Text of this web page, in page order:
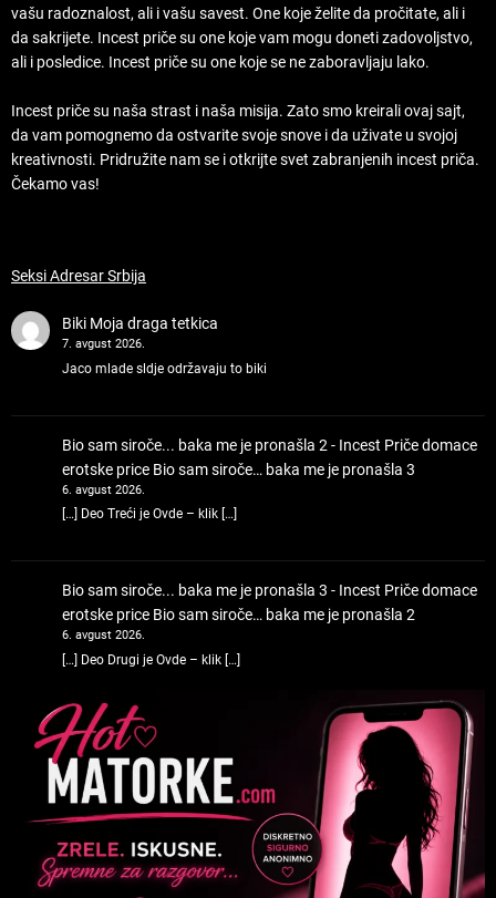
vašu radoznalost, ali i vašu savest. One koje želite da pročitate, ali i
da sakrijete. Incest priče su one koje vam mogu doneti zadovoljstvo,
ali i posledice. Incest priče su one koje se ne zaboravljaju lako.
Incest priče su naša strast i naša misija. Zato smo kreirali ovaj sajt,
da vam pomognemo da ostvarite svoje snove i da uživate u svojoj
kreativnosti. Pridružite nam se i otkrijte svet zabranjenih incest priča.
Čekamo vas!
Seksi Adresar Srbija
Biki Moja draga tetkica
7. avgust 2026.
Jaco mlade sldje održavaju to biki
Bio sam siroče... baka me je pronašla 2 - Incest Priče domace
erotske price Bio sam siroče… baka me je pronašla 3
6. avgust 2026.
[…] Deo Treći je Ovde – klik […]
Bio sam siroče... baka me je pronašla 3 - Incest Priče domace
erotske price Bio sam siroče… baka me je pronašla 2
6. avgust 2026.
[…] Deo Drugi je Ovde – klik […]